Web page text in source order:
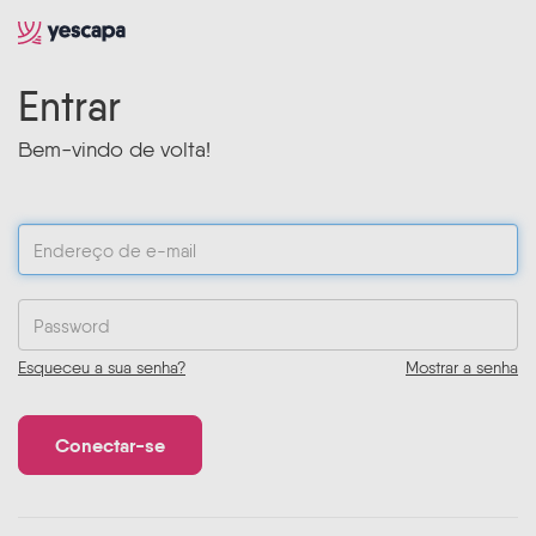
Entrar
Bem-vindo de volta!
Esqueceu a sua senha? Mostrar a senha